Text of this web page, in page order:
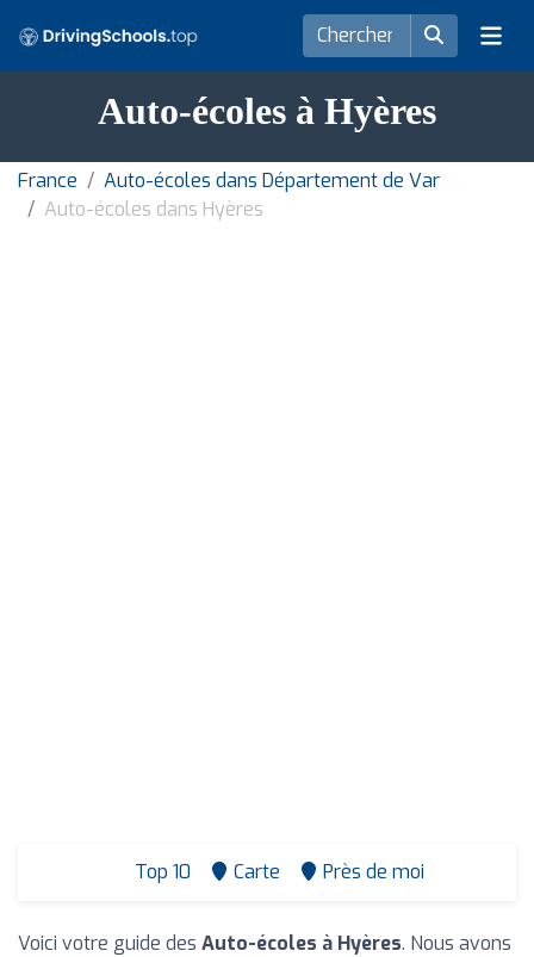
Auto-écoles à Hyères
France
Auto-écoles dans Département de Var
Auto-écoles dans Hyères
Top 10 Carte Près de moi
Voici votre guide des Auto-écoles à Hyères. Nous avons